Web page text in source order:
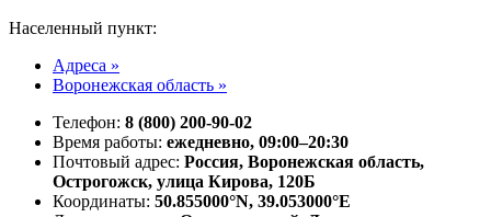
Населенный пункт:
Адреса »
Воронежская область »
Телефон: 8 (800) 200-90-02
Время работы: ежедневно, 09:00–20:30
Почтовый адрес: Россия, Воронежская область,
Острогожск, улица Кирова, 120Б
Координаты: 50.855000°N, 39.053000°E